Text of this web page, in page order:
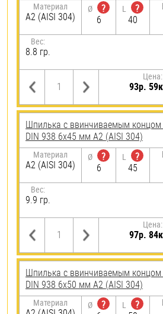
Материал
А2 (AISI 304)
Ø
?
6
L
?
40
Вес:
8.8 гр.
Цена:
93р.
Шпилька c ввинчиваемым
DIN 938 6х45 мм А2 (AISI 304)
Материал
А2 (AISI 304)
Ø
?
6
L
?
45
Вес:
9.9 гр.
Цена:
97р.
Шпилька c ввинчиваемым
DIN 938 6х50 мм А2 (AISI 304)
Материал Ø
?
L
?